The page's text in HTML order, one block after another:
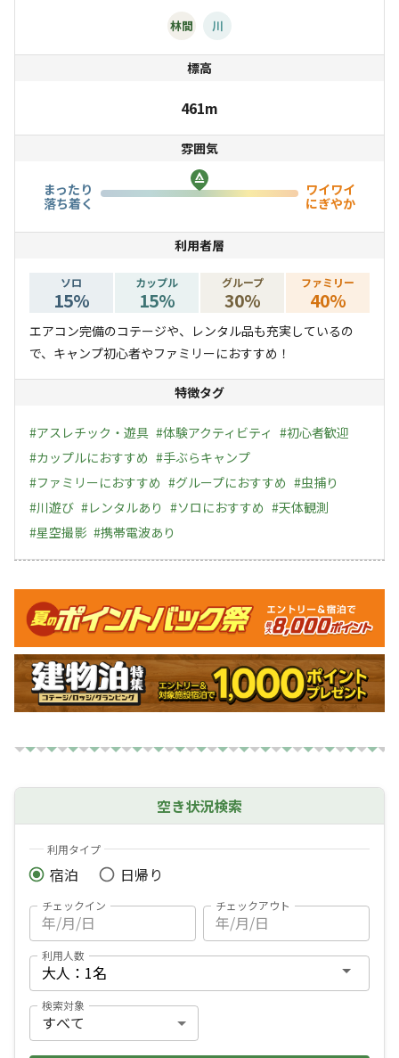
ワー・トイレなどを完備した「ログコテージ」や冷暖房完
備の「ウッドキャビン」、テントがなくても泊まれる杉の
形をした「杉ん子キャビン」は初心者の方におすすめ！
キャンプの楽しさを体験できる新田ふるさと村でキャンプ
＜新田ふるさと村について＞
「新田ふるさと村」は、兵庫県のほぼ真ん中に位置するハ
でも、きれいな水が豊富に沸く越知川沿いは「越知川名水
街道エリア」と呼ばれ、4つの名水スポットがある美しい
清流が魅力です。
水遊びはもちろん、森林浴でリフレッシュしたりと、思い
思いに過ごせる自然豊かなキャンプ場です。
林間 川
標高
461m
雰囲気
まったり
落ち着く
ワイワイ
にぎやか
利用者層
ソロ
15%
カップル
15%
グループ
30%
ファミリー
40%
エアコン完備のコテージや、レンタル品も充実しているの
で、キャンプ初心者やファミリーにおすすめ！
特徴タグ
#アスレチック・遊具 #体験アクティビティ #初心者歓迎
#カップルにおすすめ #手ぶらキャンプ
#ファミリーにおすすめ #グループにおすすめ #虫捕り
#川遊び #レンタルあり #ソロにおすすめ #天体観測
#星空撮影 #携帯電波あり
キャンペーン
空き状況検索
利用タイプ
宿泊 日帰り
チェックイン チェックアウト
利用人数
検索対象